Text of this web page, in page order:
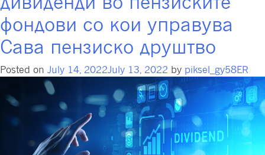
фондови со кои управува
Сава пензиско друштво
Posted on July 14, 2022July 13, 2022 by piksel_gy58ER